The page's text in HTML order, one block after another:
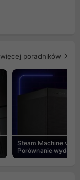
poradników
Steam Machine vs
Porównanie